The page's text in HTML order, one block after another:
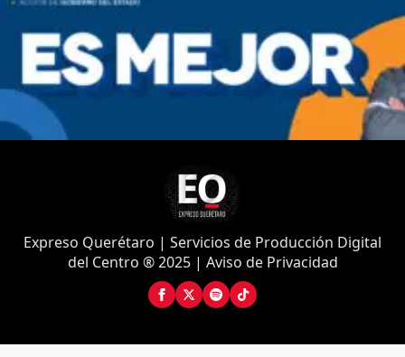
Expreso Querétaro | Servicios de Producción Digital
del Centro ® 2025 | Aviso de Privacidad